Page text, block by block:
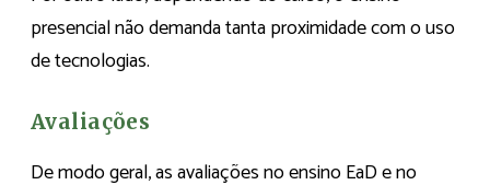
presencial não demanda tanta proximidade com o uso
de tecnologias.
Avaliações
De modo geral, as avaliações no ensino EaD e no